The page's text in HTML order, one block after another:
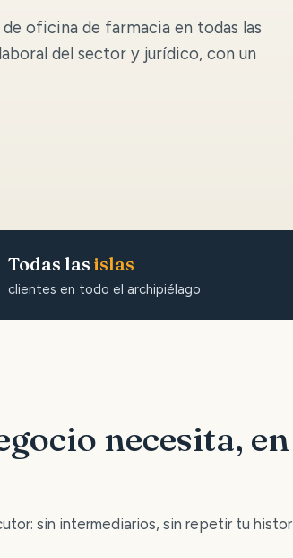
oficina de farmacia en todas las
del sector y jurídico, con un
Todas las islas
clientes en todo el archipiélago
necesita,
sin intermediarios, sin repetir tu